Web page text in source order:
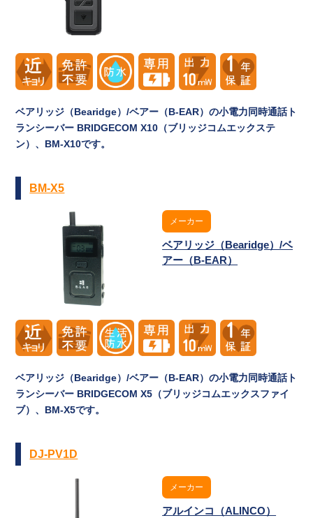
ベアリッジ（Bearidge）/ベアー（B-EAR）の小電力同時通話ト
ランシーバー BRIDGECOM X10（ブリッジコムエックステ
ン）、BM-X10です。
BM-X5
メーカー
ベアリッジ（Bearidge）/ベ
アー（B-EAR）
ベアリッジ（Bearidge）/ベアー（B-EAR）の小電力同時通話ト
ランシーバー BRIDGECOM X5（ブリッジコムエックスファイ
ブ）、BM-X5です。
DJ-PV1D
メーカー
アルインコ（ALINCO）